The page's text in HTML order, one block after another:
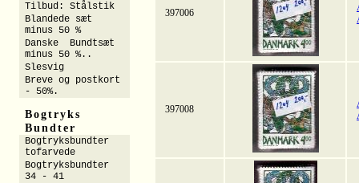
397006
397008
Tilbud: Stålstik
Blandede sæt
minus 50 %
Danske Bundtsæt
minus 50 %..
Slesvig
Breve og postkort
- 50%.
Bogtryks
Bundter
Bogtryksbundter
tofarvede
Bogtryksbundter
34 - 41